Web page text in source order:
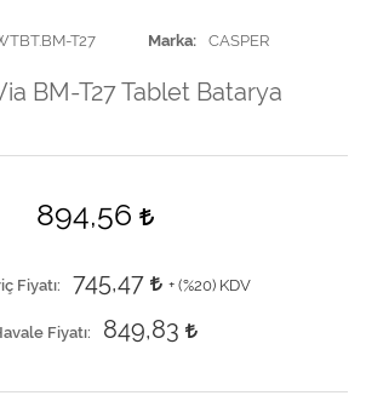
T27 Marka CASPER
BM-T27 Tablet Batarya
894,56
Fiyatı 745,47 + (%20) KDV
Fiyatı 849,83